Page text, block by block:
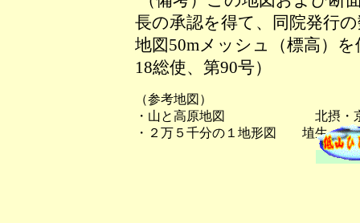
長の承認を得て、同院発行
地図50mメッシュ（標高）
18総使、第90号）
（参考地図）
・山と高原地図 北摂・京
・２万５千分の１地形図 埴生（は